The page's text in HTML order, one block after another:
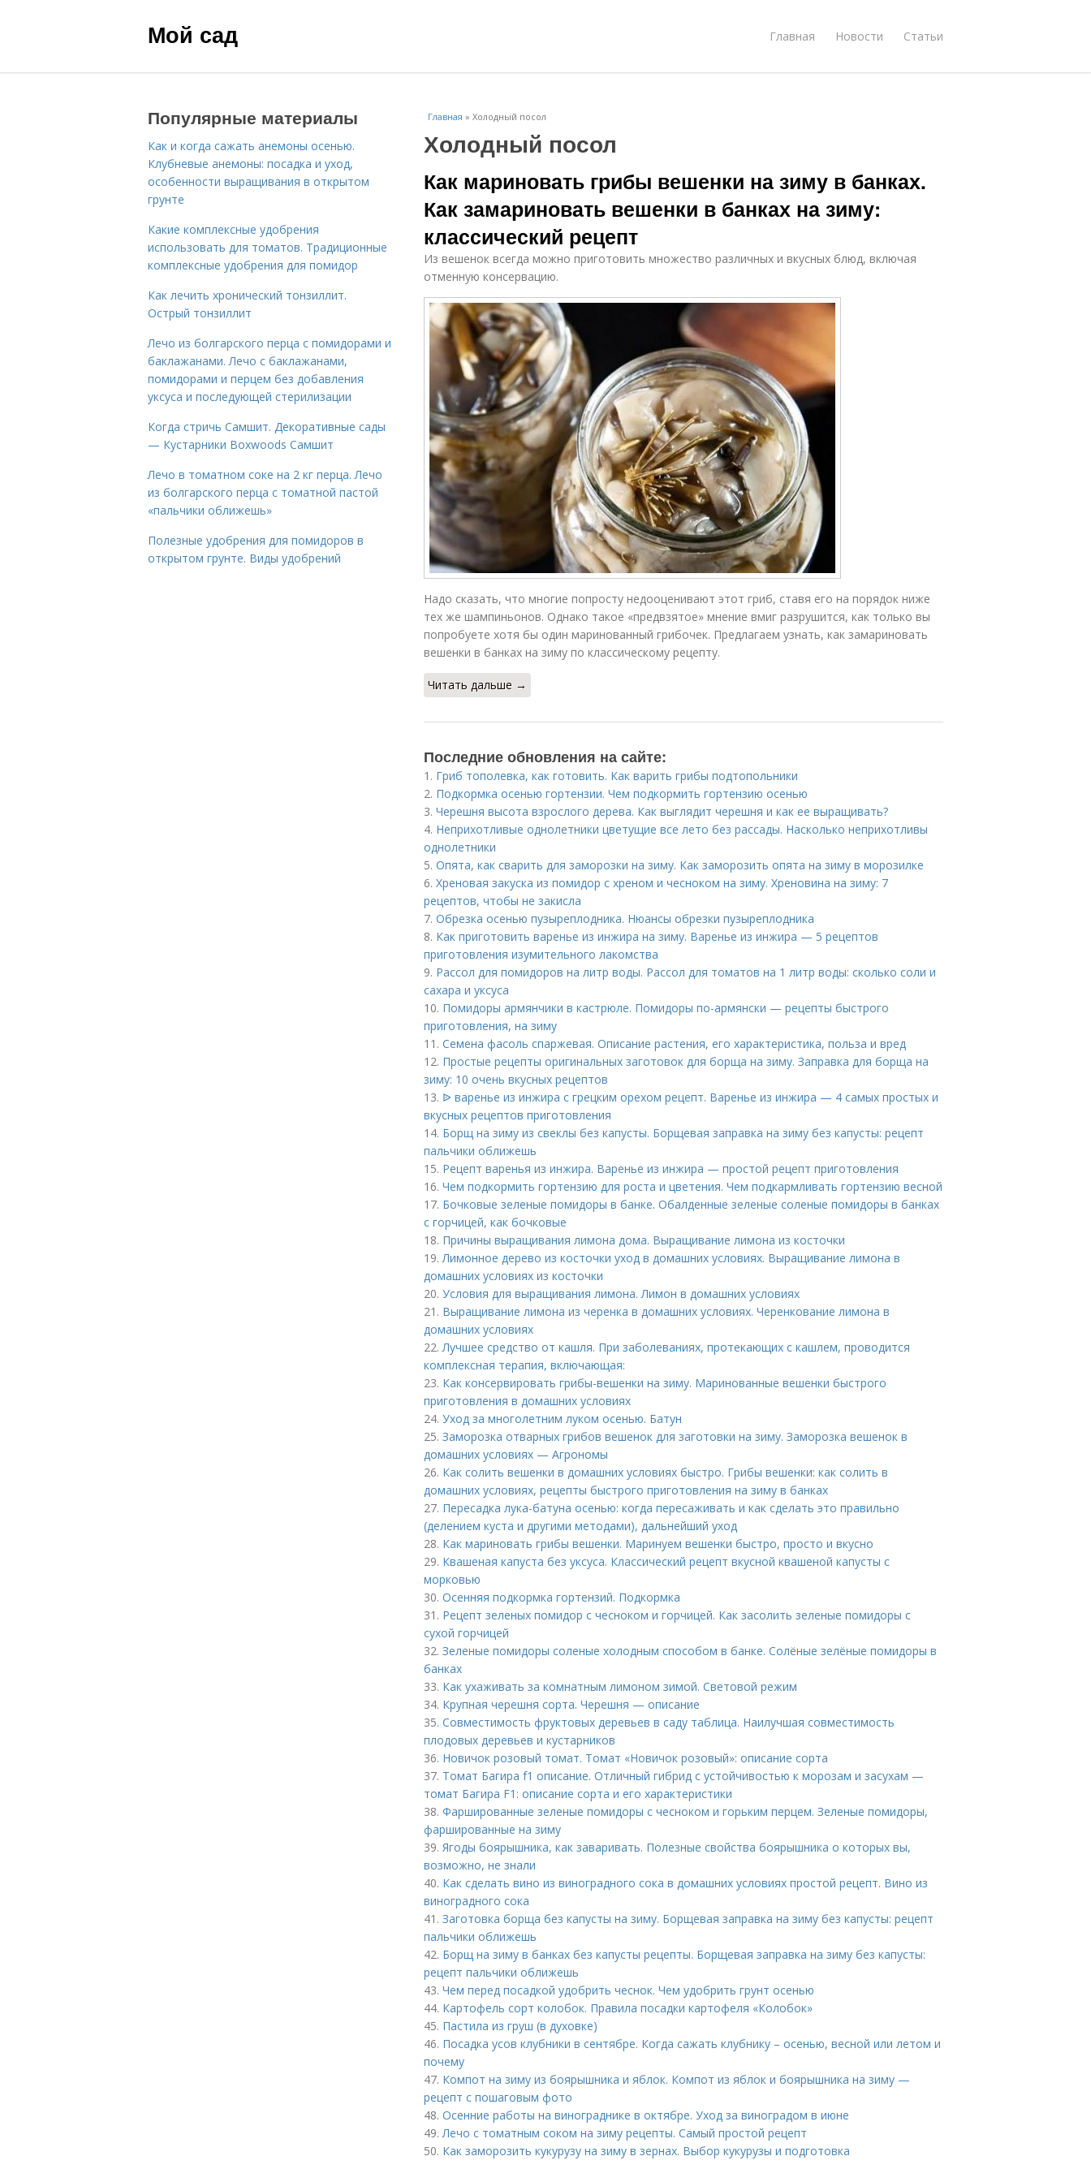
Мой сад Главная Новости Статьи
Главная » Холодный посол
Холодный посол
Как мариновать грибы вешенки на зиму в банках.
Как замариновать вешенки в банках на зиму:
классический рецепт
Из вешенок всегда можно приготовить множество различных и вкусных блюд, включая
отменную консервацию.
Надо сказать, что многие попросту недооценивают этот гриб, ставя его на порядок ниже
тех же шампиньонов. Однако такое «предвзятое» мнение вмиг разрушится, как только вы
попробуете хотя бы один маринованный грибочек. Предлагаем узнать, как замариновать
вешенки в банках на зиму по классическому рецепту.
Читать дальше →
Последние обновления на сайте:
1. Гриб тополевка, как готовить. Как варить грибы подтопольники
2. Подкормка осенью гортензии. Чем подкормить гортензию осенью
3. Черешня высота взрослого дерева. Как выглядит черешня и как ее выращивать?
4. Неприхотливые однолетники цветущие все лето без рассады. Насколько неприхотливы
однолетники
5. Опята, как сварить для заморозки на зиму. Как заморозить опята на зиму в морозилке
6. Хреновая закуска из помидор с хреном и чесноком на зиму. Хреновина на зиму: 7
рецептов, чтобы не закисла
7. Обрезка осенью пузыреплодника. Нюансы обрезки пузыреплодника
8. Как приготовить варенье из инжира на зиму. Варенье из инжира — 5 рецептов
приготовления изумительного лакомства
9. Рассол для помидоров на литр воды. Рассол для томатов на 1 литр воды: сколько соли и
сахара и уксуса
10. Помидоры армянчики в кастрюле. Помидоры по-армянски — рецепты быстрого
приготовления, на зиму
11. Семена фасоль спаржевая. Описание растения, его характеристика, польза и вред
12. Простые рецепты оригинальных заготовок для борща на зиму. Заправка для борща на
зиму: 10 очень вкусных рецептов
13. ᐉ варенье из инжира с грецким орехом рецепт. Варенье из инжира — 4 самых простых и
вкусных рецептов приготовления
14. Борщ на зиму из свеклы без капусты. Борщевая заправка на зиму без капусты: рецепт
пальчики оближешь
15. Рецепт варенья из инжира. Варенье из инжира — простой рецепт приготовления
16. Чем подкормить гортензию для роста и цветения. Чем подкармливать гортензию весной
17. Бочковые зеленые помидоры в банке. Обалденные зеленые соленые помидоры в банках
с горчицей, как бочковые
18. Причины выращивания лимона дома. Выращивание лимона из косточки
19.Лимонное дерево из косточки уход в домашних условиях. Выращивание лимона в
домашних условиях из косточки
20. Условия для выращивания лимона. Лимон в домашних условиях
21. Выращивание лимона из черенка в домашних условиях. Черенкование лимона в
домашних условиях
22.Лучшее средство от кашля. При заболеваниях, протекающих с кашлем, проводится
комплексная терапия, включающая:
23. Как консервировать грибы-вешенки на зиму. Маринованные вешенки быстрого
приготовления в домашних условиях
24. Уход за многолетним луком осенью. Батун
25. Заморозка отварных грибов вешенок для заготовки на зиму. Заморозка вешенок в
домашних условиях — Агрономы
26. Как солить вешенки в домашних условиях быстро. Грибы вешенки: как солить в
домашних условиях, рецепты быстрого приготовления на зиму в банках
27. Пересадка лука-батуна осенью: когда пересаживать и как сделать это правильно
(делением куста и другими методами), дальнейший уход
28. Как мариновать грибы вешенки. Маринуем вешенки быстро, просто и вкусно
29. Квашеная капуста без уксуса. Классический рецепт вкусной квашеной капусты с
морковью
30. Осенняя подкормка гортензий. Подкормка
31. Рецепт зеленых помидор с чесноком и горчицей. Как засолить зеленые помидоры с
сухой горчицей
32. Зеленые помидоры соленые холодным способом в банке. Солёные зелёные помидоры в
банках
33. Как ухаживать за комнатным лимоном зимой. Световой режим
34. Крупная черешня сорта. Черешня — описание
35. Совместимость фруктовых деревьев в саду таблица. Наилучшая совместимость
плодовых деревьев и кустарников
36. Новичок розовый томат. Томат «Новичок розовый»: описание сорта
37. Томат Багира f1 описание. Отличный гибрид с устойчивостью к морозам и засухам —
томат Багира F1: описание сорта и его характеристики
38. Фаршированные зеленые помидоры с чесноком и горьким перцем. Зеленые помидоры,
фаршированные на зиму
39. Ягоды боярышника, как заваривать. Полезные свойства боярышника о которых вы,
возможно, не знали
40. Как сделать вино из виноградного сока в домашних условиях простой рецепт. Вино из
виноградного сока
41. Заготовка борща без капусты на зиму. Борщевая заправка на зиму без капусты: рецепт
пальчики оближешь
42. Борщ на зиму в банках без капусты рецепты. Борщевая заправка на зиму без капусты:
рецепт пальчики оближешь
43. Чем перед посадкой удобрить чеснок. Чем удобрить грунт осенью
44. Картофель сорт колобок. Правила посадки картофеля «Колобок»
45. Пастила из груш (в духовке)
46. Посадка усов клубники в сентябре. Когда сажать клубнику – осенью, весной или летом и
почему
47. Компот на зиму из боярышника и яблок. Компот из яблок и боярышника на зиму —
рецепт с пошаговым фото
48. Осенние работы на винограднике в октябре. Уход за виноградом в июне
49.Лечо с томатным соком на зиму рецепты. Самый простой рецепт
50. Как заморозить кукурузу на зиму в зернах. Выбор кукурузы и подготовка
Популярные материалы
Как и когда сажать анемоны осенью.
Клубневые анемоны: посадка и уход,
особенности выращивания в открытом
грунте
Какие комплексные удобрения
использовать для томатов. Традиционные
комплексные удобрения для помидор
Как лечить хронический тонзиллит.
Острый тонзиллит
Лечо из болгарского перца с помидорами и
баклажанами. Лечо с баклажанами,
помидорами и перцем без добавления
уксуса и последующей стерилизации
Когда стричь Самшит. Декоративные сады
— Кустарники Boxwoods Самшит
Лечо в томатном соке на 2 кг перца. Лечо
из болгарского перца с томатной пастой
«пальчики оближешь»
Полезные удобрения для помидоров в
открытом грунте. Виды удобрений